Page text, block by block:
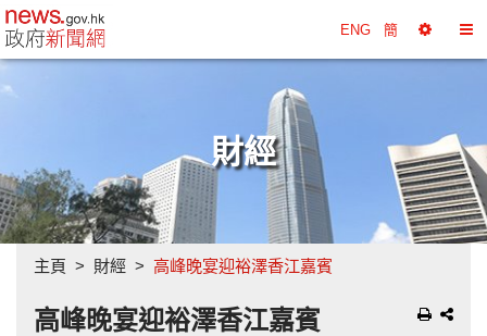
政府新聞網主頁 ENG 簡
擇
換
財經
主頁 財經 高峰晚宴迎裕澤香江嘉賓
高峰晚宴迎裕澤香江嘉賓